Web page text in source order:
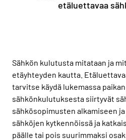
etäluettavaa
Sähkön kulutusta mitataan ja
etäyhteyden kautta.
tarvitse käydä lukemassa
sähkönkulutuksesta siirtyvät
sähkösopimusten alkamiseen
sähköjen kytkennöissä ja
päälle tai pois suurimmaksi